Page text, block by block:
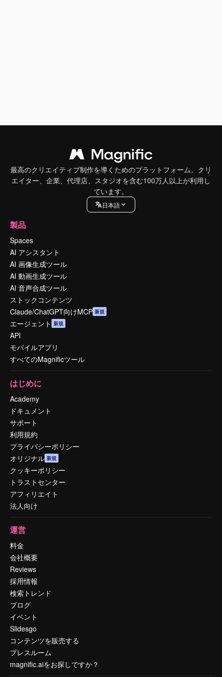
最高のクリエイティブ制作を導くためのプラットフォーム。クリ
エイター、企業、代理店、スタジオを含む100万人以上が利用し
ています。
日本語
製品
Spaces
AI アシスタント
AI 画像生成ツール
AI 動画生成ツール
AI 音声合成ツール
ストックコンテンツ
Claude/ChatGPT向けMCP 新規
エージェント 新規
API
モバイルアプリ
すべてのMagnificツール
はじめに
Academy
ドキュメント
サポート
利用規約
プライバシーポリシー
オリジナル 新規
クッキーポリシー
トラストセンター
アフィリエイト
法人向け
運営
料金
会社概要
Reviews
採用情報
検索トレンド
ブログ
イベント
Slidesgo
コンテンツを販売する
プレスルーム
magnific.aiをお探しですか？